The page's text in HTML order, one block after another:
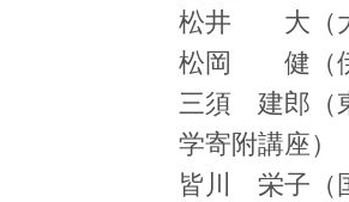
松井 大（大
松岡 健（伊
三須 建郎（
学寄附講座）
皆川 栄子（